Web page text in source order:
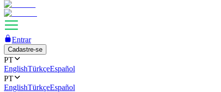
Entrar
Cadastre-se
PT
EnglishTürkçeEspañol
PT
EnglishTürkçeEspañol